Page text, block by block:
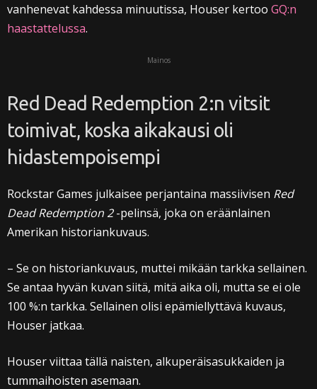
vanhenevat kahdessa minuutissa, Houser kertoo GQ:n
haastattelussa.
Mainos
Red Dead Redemption 2:n vitsit
toimivat, koska aikakausi oli
hidastempoisempi
Rockstar Games julkaisee perjantaina massiivisen Red
Dead Redemption 2-pelinsä, joka on eräänlainen
Amerikan historiankuvaus.
– Se on historiankuvaus, muttei mikään tarkka sellainen.
Se antaa hyvän kuvan siitä, mitä aika oli, mutta se ei ole
100 %:n tarkka. Sellainen olisi epämiellyttävä kuvaus,
Houser jatkaa.
Houser viittaa tällä naisten, alkuperäisasukkaiden ja
tummaihoisten asemaan.